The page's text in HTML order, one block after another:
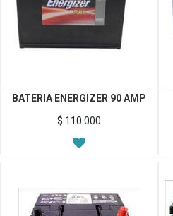
BATERIA ENERGIZER 90 AMP
$ 110.000